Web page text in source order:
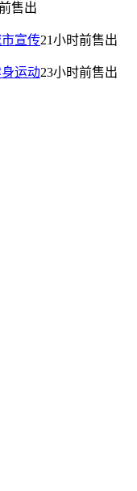
售出
宣传21小时前售出
运动23小时前售出